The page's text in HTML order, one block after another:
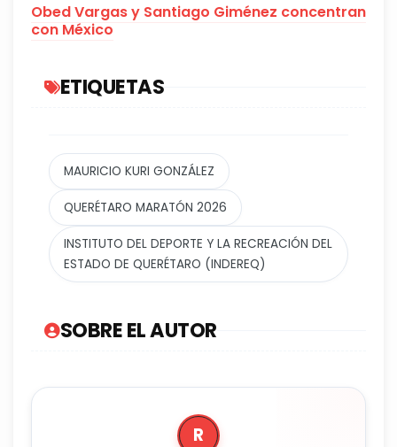
Obed Vargas y Santiago Giménez concentran
con México
ETIQUETAS
MAURICIO KURI GONZÁLEZ
QUERÉTARO MARATÓN 2026
INSTITUTO DEL DEPORTE Y LA RECREACIÓN DEL
ESTADO DE QUERÉTARO (INDEREQ)
SOBRE EL AUTOR
R